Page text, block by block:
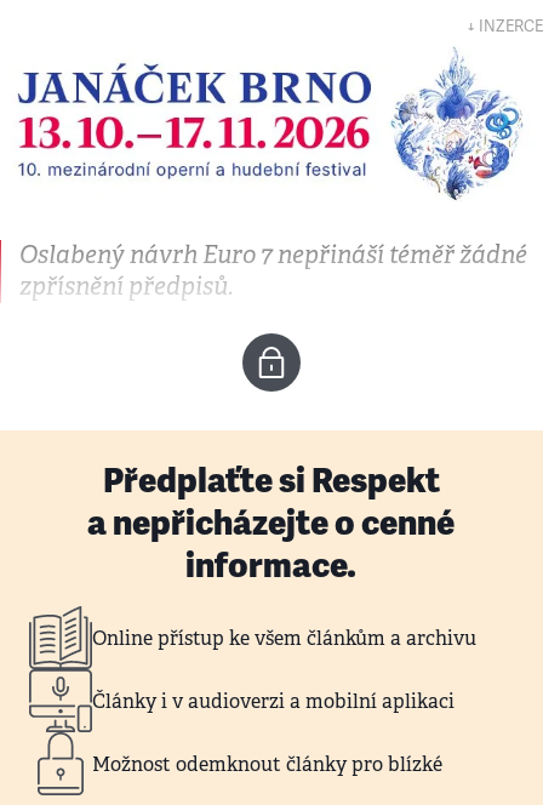
↓ INZERCE
Oslabený návrh Euro 7 nepřináší téměř žádné
zpřísnění předpisů.
Předplaťte si Respekt
a nepřicházejte o cenné
informace.
Online přístup ke všem článkům a archivu
Články i v audioverzi a mobilní aplikaci
Možnost odemknout články pro blízké